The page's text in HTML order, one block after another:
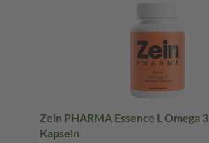
Zein PHARMA Essence L Omega 3 140 St
Kapseln